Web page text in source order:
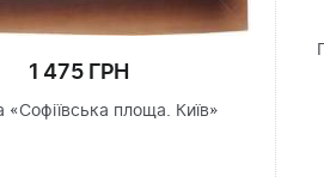
1 475 ГРН
«Софіївська площа. Київ»